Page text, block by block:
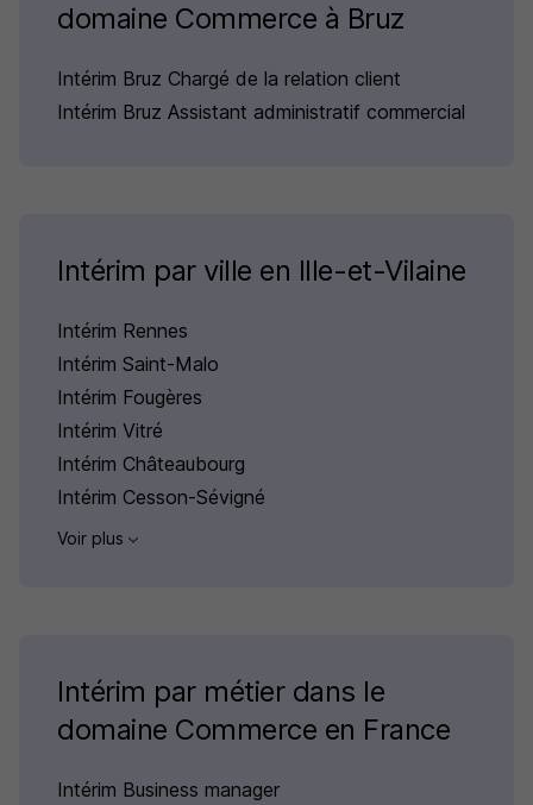
domaine Commerce à Bruz
Intérim Bruz Chargé de la relation client
Intérim Bruz Assistant administratif commercial
Intérim par ville en Ille-et-Vilaine
Intérim Rennes
Intérim Saint-Malo
Intérim Fougères
Intérim Vitré
Intérim Châteaubourg
Intérim Cesson-Sévigné
Voir plus
Intérim par métier dans le
domaine Commerce en France
Intérim Business manager